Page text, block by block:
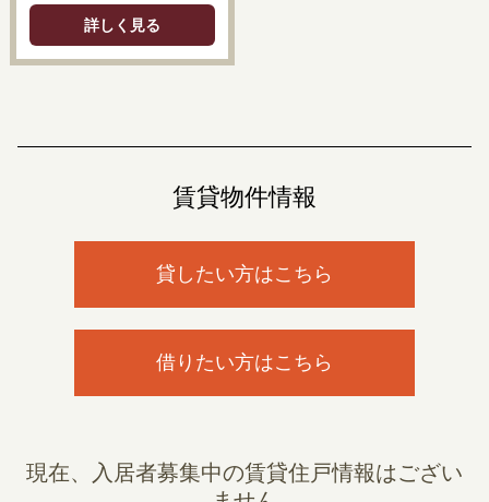
詳しく見る
賃貸物件情報
貸したい方はこちら
借りたい方はこちら
現在、入居者募集中の賃貸住戸情報はござい